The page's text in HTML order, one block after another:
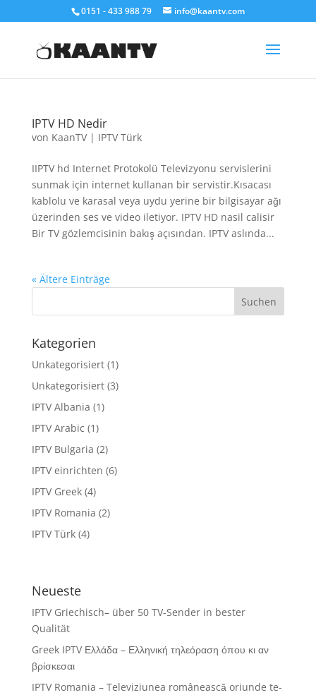
0151 - 433 988 79 info@kaantv.com
IPTV HD Nedir
von KaanTV| IPTV Türk
IIPTV hd Internet Protokolü Televizyonu servislerini
sunmak için internet kullanan bir servistir.Kısacası
kablolu ve karasal veya uydu yerine bir bilgisayar ağı
üzerinden ses ve video iletiyor. IPTV HD nasil calisir
Bir TV gözlemcisinin bakış açısından. IPTV aslında...
« Ältere Einträge
Kategorien
Unkategorisiert(1)
Unkategorisiert(3)
IPTV Albania (1)
IPTV Arabic (1)
IPTV Bulgaria (2)
IPTV einrichten (6)
IPTV Greek(4)
IPTV Romania (2)
IPTV Türk(4)
Neueste
IPTV Griechisch– über 50 TV-Sender in bester
Qualität
Greek IPTV Ελλάδα – Ελληνική τηλεόραση όπου κι αν
βρίσκεσαι
IPTV Romania – Televiziunea românească oriunde te-